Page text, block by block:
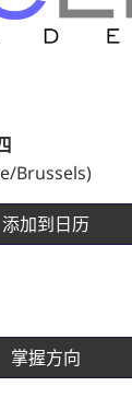
Brussels)
添加到日历
掌握方向